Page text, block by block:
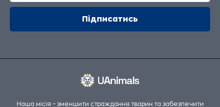
Наша місія – зменшити страждання тварин та забезпечити